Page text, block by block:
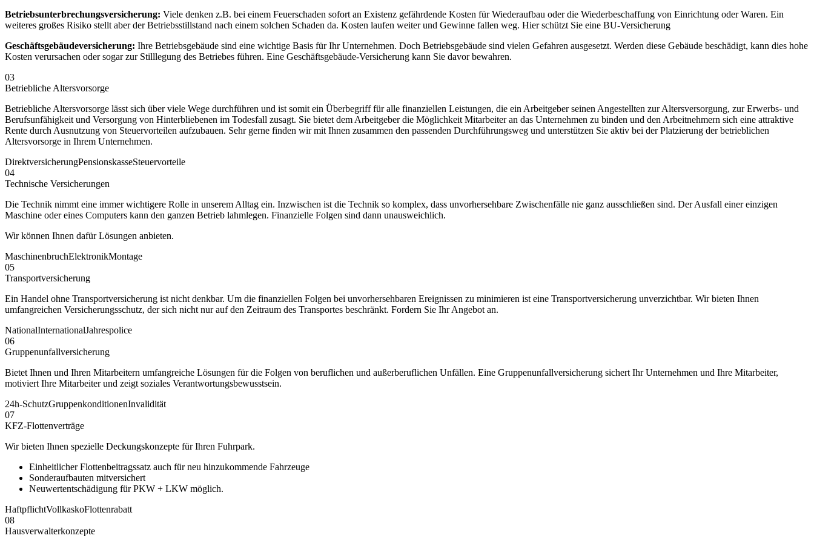
Betriebsunterbrechungsversicherung: Viele denken z.B. bei einem Feuerschaden sofort an Existenz gefährdende Kosten für Wiederaufbau oder die Wiederbeschaffung von Einrichtung oder Waren. Ein
weiteres großes Risiko stellt aber der Betriebsstillstand nach einem solchen Schaden da. Kosten laufen weiter und Gewinne fallen weg. Hier schützt Sie eine BU-Versicherung
Geschäftsgebäudeversicherung: Ihre Betriebsgebäude sind eine wichtige Basis für Ihr Unternehmen. Doch Betriebsgebäude sind vielen Gefahren ausgesetzt. Werden diese Gebäude beschädigt, kann dies hohe
Kosten verursachen oder sogar zur Stilllegung des Betriebes führen. Eine Geschäftsgebäude-Versicherung kann Sie davor bewahren.
03
Betriebliche Altersvorsorge
Betriebliche Altersvorsorge lässt sich über viele Wege durchführen und ist somit ein Überbegriff für alle finanziellen Leistungen, die ein Arbeitgeber seinen Angestellten zur Altersversorgung, zur Erwerbs- und
Berufsunfähigkeit und Versorgung von Hinterbliebenen im Todesfall zusagt. Sie bietet dem Arbeitgeber die Möglichkeit Mitarbeiter an das Unternehmen zu binden und den Arbeitnehmern sich eine attraktive
Rente durch Ausnutzung von Steuervorteilen aufzubauen. Sehr gerne finden wir mit Ihnen zusammen den passenden Durchführungsweg und unterstützen Sie aktiv bei der Platzierung der betrieblichen
Altersvorsorge in Ihrem Unternehmen.
DirektversicherungPensionskasseSteuervorteile
04
Technische Versicherungen
Die Technik nimmt eine immer wichtigere Rolle in unserem Alltag ein. Inzwischen ist die Technik so komplex, dass unvorhersehbare Zwischenfälle nie ganz ausschließen sind. Der Ausfall einer einzigen
Maschine oder eines Computers kann den ganzen Betrieb lahmlegen. Finanzielle Folgen sind dann unausweichlich.
Wir können Ihnen dafür Lösungen anbieten.
MaschinenbruchElektronikMontage
05
Transportversicherung
Ein Handel ohne Transportversicherung ist nicht denkbar. Um die finanziellen Folgen bei unvorhersehbaren Ereignissen zu minimieren ist eine Transportversicherung unverzichtbar. Wir bieten Ihnen
umfangreichen Versicherungsschutz, der sich nicht nur auf den Zeitraum des Transportes beschränkt. Fordern Sie Ihr Angebot an.
NationalInternationalJahrespolice
06
Gruppenunfallversicherung
Bietet Ihnen und Ihren Mitarbeitern umfangreiche Lösungen für die Folgen von beruflichen und außerberuflichen Unfällen. Eine Gruppenunfallversicherung sichert Ihr Unternehmen und Ihre Mitarbeiter,
motiviert Ihre Mitarbeiter und zeigt soziales Verantwortungsbewusstsein.
24h-SchutzGruppenkonditionenInvalidität
07
KFZ-Flottenverträge
Wir bieten Ihnen spezielle Deckungskonzepte für Ihren Fuhrpark.
Einheitlicher Flottenbeitragssatz auch für neu hinzukommende Fahrzeuge
Sonderaufbauten mitversichert
Neuwertentschädigung für PKW + LKW möglich.
HaftpflichtVollkaskoFlottenrabatt
08
Hausverwalterkonzepte